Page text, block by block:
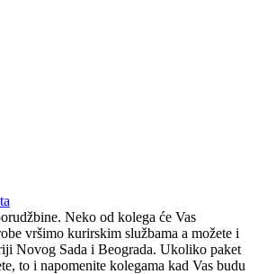
Neko od kolega će Vas
vršimo kurirskim službama a možete i
Novog Sada i Beograda. Ukoliko paket
to i napomenite kolegama kad Vas budu